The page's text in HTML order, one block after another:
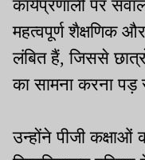
कार्यप्रणाली पर
महत्वपूर्ण शैक्षणिक
लंबित हैं, जिससे
का सामना करना पड़
उन्होंने पीजी